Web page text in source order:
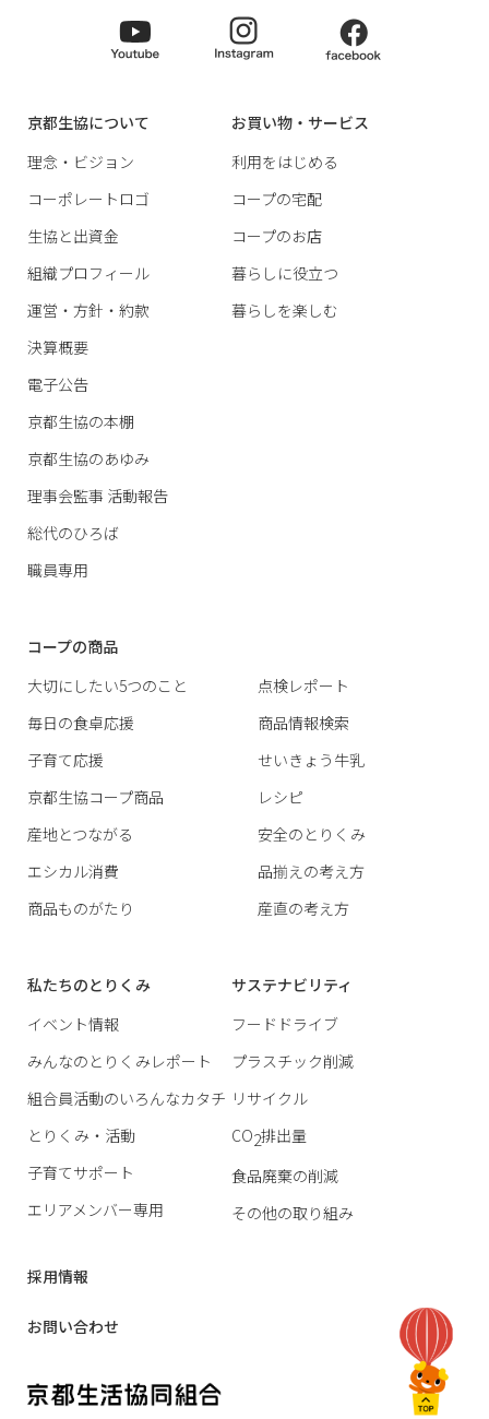
京都生協について
理念・ビジョン
コーポレートロゴ
生協と出資金
組織プロフィール
運営・方針・約款
決算概要
電子公告
京都生協の本棚
京都生協のあゆみ
理事会監事 活動報告
総代のひろば
職員専用
お買い物・サービス
利用をはじめる
コープの宅配
コープのお店
暮らしに役立つ
暮らしを楽しむ
コープの商品
大切にしたい5つのこと
毎日の食卓応援
子育て応援
京都生協コープ商品
産地とつながる
エシカル消費
商品ものがたり
点検レポート
商品情報検索
せいきょう牛乳
レシピ
安全のとりくみ
品揃えの考え方
産直の考え方
私たちのとりくみ
イベント情報
みんなのとりくみレポート
組合員活動のいろんなカタチ
とりくみ・活動
子育てサポート
エリアメンバー専用
サステナビリティ
フードドライブ
プラスチック削減
リサイクル
CO2排出量
食品廃棄の削減
その他の取り組み
採用情報
お問い合わせ